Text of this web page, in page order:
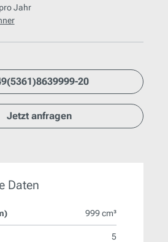
pro Jahr
20
Jetzt anfragen
Daten
999 cm³
5